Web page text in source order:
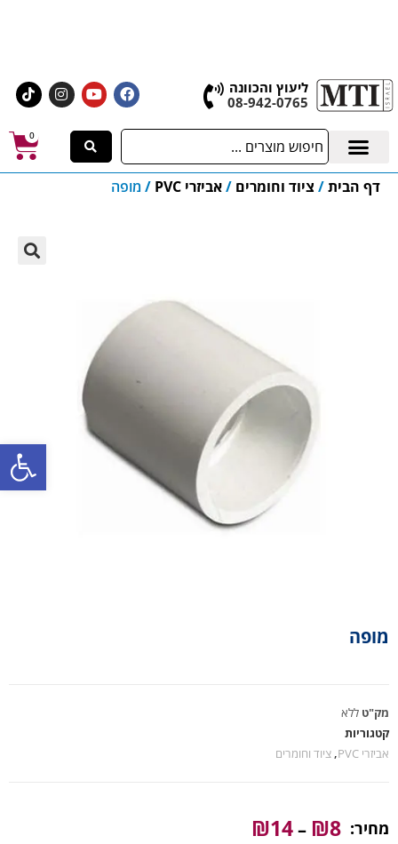
פתח סרגל נגישות
ליעוץ והכוונה
08-942-0765
0
דף הבית/ ציוד וחומרים /אביזרי PVC / מופה
מופה
מק"ט ללא
קטגוריות
אביזרי PVC
,ציוד וחומרים
מחיר: ₪8
–
₪14